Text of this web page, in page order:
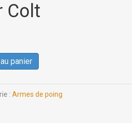
Colt
panier
: Armes de poing